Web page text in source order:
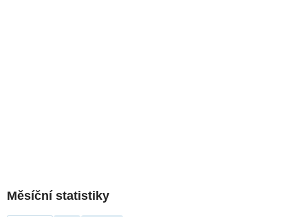
Měsíční statistiky